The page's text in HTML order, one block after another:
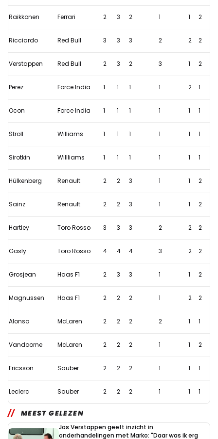
op
scherp
Frankrijk
Raikkonen Ferrari 2 3 2 1 1 2
Ricciardo Red Bull 3 3 3 2 2 2
Verstappen Red Bull 2 3 2 3 1 2
Perez Force India 1 1 1 1 2 1
Ocon Force India 1 1 1 1 1 1
Stroll Williams 1 1 1 1 1 1
Sirotkin Willliams 1 1 1 1 1 1
Hülkenberg Renault 2 2 3 1 1 2
Sainz Renault 2 2 3 1 1 2
Hartley Toro Rosso 3 3 3 2 2 2
Gasly Toro Rosso 4 4 4 3 2 2
Grosjean Haas F1 2 3 3 1 1 2
Magnussen Haas F1 2 2 2 1 2 2
Alonso McLaren 2 2 2 2 1 1
Vandoorne McLaren 2 2 2 1 1 2
Ericsson Sauber 2 2 2 1 1 1
Leclerc Sauber 2 2 2 1 1 1
MEEST GELEZEN
Jos Verstappen geeft inzicht in
onderhandelingen met Marko: "Daar was ik erg